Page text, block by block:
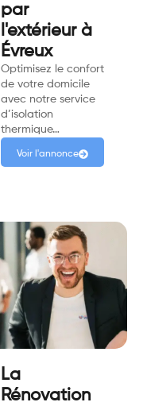
par
l'extérieur à
Évreux
Optimisez le confort
de votre domicile
avec notre service
d’isolation
thermique…
Voir l'annonce
La
Rénovation